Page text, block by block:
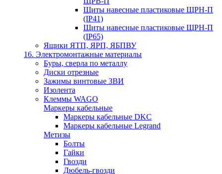
Щиты навесные пластиковые ЩРН-П
(IP41)
Щиты навесные пластиковые ЩРН-П
(IP65)
Ящики ЯТП, ЯРП, ЯБПВУ
16. Электромонтажные материалы
Буры, сверла по металлу
Диски отрезные
Зажимы винтовые ЗВИ
Изолента
Клеммы WAGO
Маркеры кабельные
Маркеры кабельные DKC
Маркеры кабельные Legrand
Метизы
Болты
Гайки
Гвозди
Дюбель-гвозди